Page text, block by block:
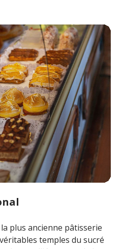
plus ancienne pâtisserie
temples du sucré